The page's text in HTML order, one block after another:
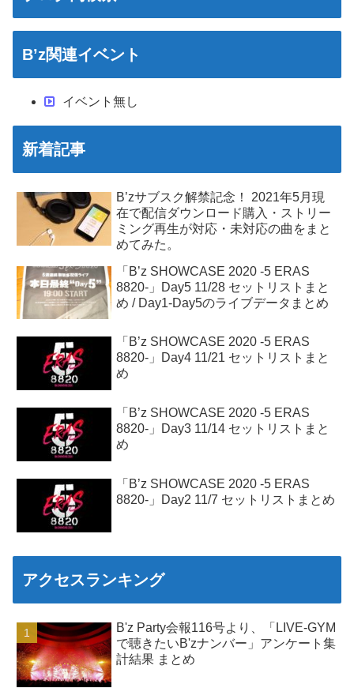
B’z関連イベント
イベント無し
新着記事
B’zサブスク解禁記念！ 2021年5月現
在で配信ダウンロード購入・ストリー
ミング再生が対応・未対応の曲をまと
めてみた。
「B’z SHOWCASE 2020 -5 ERAS
8820-」Day5 11/28 セットリストまと
め / Day1-Day5のライブデータまとめ
「B’z SHOWCASE 2020 -5 ERAS
8820-」Day4 11/21 セットリストまと
め
「B’z SHOWCASE 2020 -5 ERAS
8820-」Day3 11/14 セットリストまと
め
「B’z SHOWCASE 2020 -5 ERAS
8820-」Day2 11/7 セットリストまとめ
アクセスランキング
B'z Party会報116号より、「LIVE-GYM
で聴きたいB'zナンバー」アンケート集
計結果 まとめ